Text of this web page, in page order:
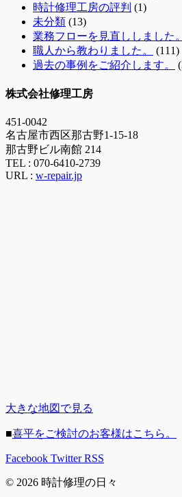
時計修理工房の評判 (1)
未分類 (13)
業務フローを見直ししました。
職人から教わりました。
(111)
過去の事例をご紹介します。
株式会社修理工房
451-0042
名古屋市西区那古野1-15-18
那古野ビル南館 214
TEL : 070-6410-2739
URL : w-repair.jp
大きな地図で見る
■喜平をご検討のお客様はこちら。
Facebook Twitter RSS
© 2026 時計修理の日々